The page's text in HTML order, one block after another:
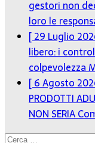
gestori non
loro le
[ 29 Luglio
libero: i
colpevolezza
[ 6 Agosto
PRODOTTI
NON SERIA
Ricerca